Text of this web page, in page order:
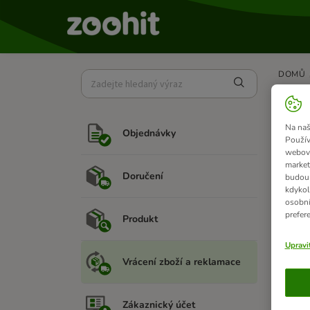
Objednávky
Doručení
Produkt
Vrácení zboží a reklamace
Zákaznický účet
DOMŮ
Pro
Další
Na